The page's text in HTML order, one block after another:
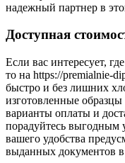
надежный партнер в
Доступная
Если вас интересует,
то на https://premialnie-
быстро и без лишних
изготовленные
варианты оплаты и
порадуйтесь выгодным
вашего удобства
выданных документов в